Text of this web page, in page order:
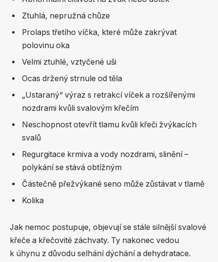
Ztuhlá, nepružná chůze
Prolaps třetího víčka, které může zakrývat
polovinu oka
Velmi ztuhlé, vztyčené uši
Ocas držený strnule od těla
„Ustaraný“ výraz s retrakcí víček a rozšířenými
nozdrami kvůli svalovým křečím
Neschopnost otevřít tlamu kvůli křeči žvýkacích
svalů
Regurgitace krmiva a vody nozdrami, slinění –
polykání se stává obtížným
Částečně přežvýkané seno může zůstávat v tlamě
Kolika
Jak nemoc postupuje, objevují se stále silnější svalové
křeče a křečovité záchvaty. Ty nakonec vedou
k úhynu z důvodu selhání dýchání a dehydratace.